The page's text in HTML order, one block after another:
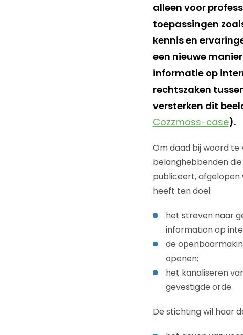
alleen voor
toepassingen
kennis en
een nieuwe
informatie op
rechtszaken
versterken dit
Cozzmoss-case).
Om daad bij woord
belanghebbenden
publiceert, afgelopen
heeft ten doel:
het streven naar
information op
de
openen;
het kanaliseren
gevestigde orde.
De stichting wil haar